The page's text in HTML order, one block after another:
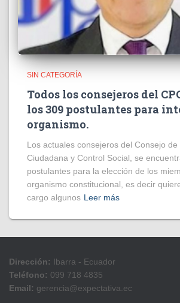
SIN CATEGORÍA
Todos los consejeros del
los 309 postulantes para
organismo.
Los actuales consejeros del Consejo de
Ciudadana y Control Social, se
postulantes para la elección de los
organismo constitucional, es decir
cargo algunos Leer más
Dirección: Ibarra - Ecuador
Teléfono: 099 718 4835
Email: gerencia@expectativa.ec